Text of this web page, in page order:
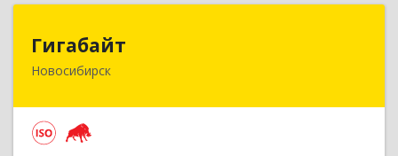
Гигабайт
Новосибирск
630099, Новосибирская обл, Новосибирск г,